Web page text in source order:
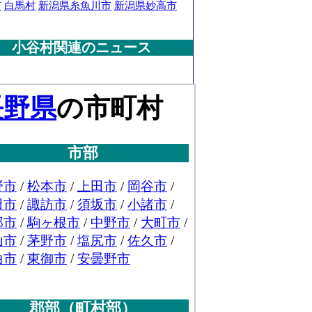
白馬村 新潟県糸魚川市 新潟県妙高市
小谷村関連のニュース